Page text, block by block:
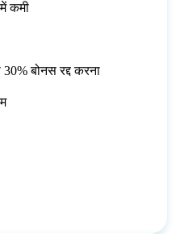
कमी
बोनस रद्द करना